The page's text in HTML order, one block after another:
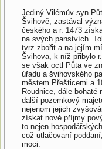
Jediný Vilémův syn
Švihově, zastával
českého a r. 1473
na svých panstvích.
tvrz zbořit a na jejím
Švihova, k níž přibylo
se však octl Půta ve
úřadu a švihovského
městem Přešticemi a
Roudnice, dále
další pozemkový
nejenom jejich
získat nové příjmy
to nejen
což utlačovaní
moci.